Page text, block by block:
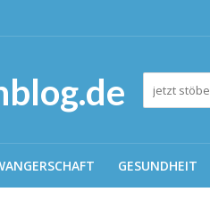
GESUNDHEIT